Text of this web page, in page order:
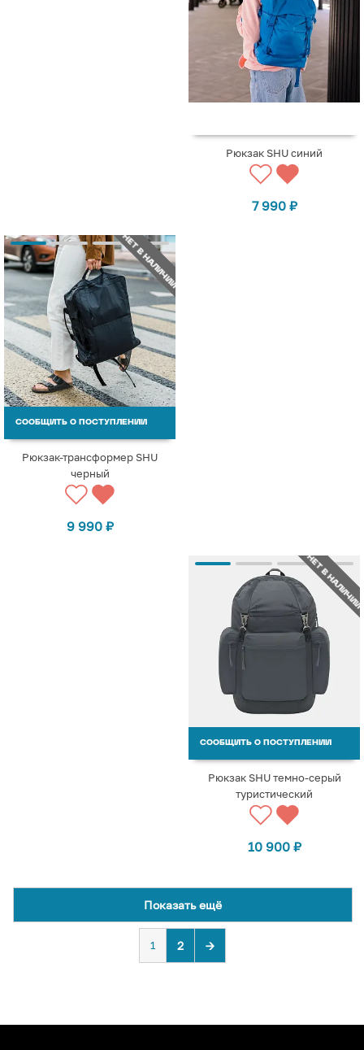
Рюкзак SHU синий
7 990 ₽
НЕТ В НАЛИЧИИ
СООБЩИТЬ О ПОСТУПЛЕНИИ
Рюкзак-трансформер SHU
черный
9 990 ₽
НЕТ В НАЛИЧИИ
СООБЩИТЬ О ПОСТУПЛЕНИИ
Рюкзак SHU темно-серый
туристический
10 900 ₽
Показать ещё
1 2 →